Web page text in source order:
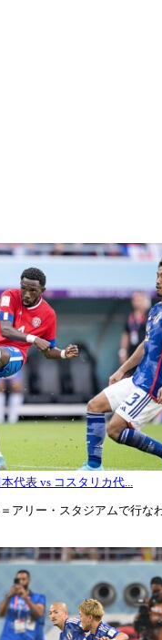
代表 vs コスタリカ代...
アリー・スタジアムで行